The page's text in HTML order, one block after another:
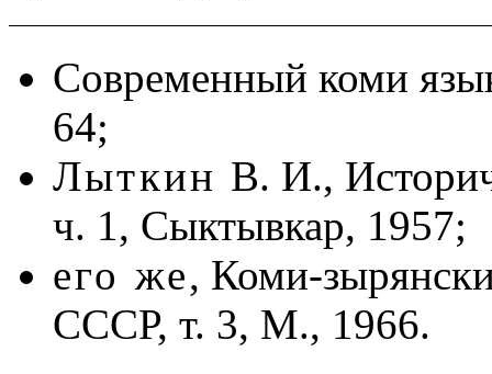
Современный коми
64;
Лыткин В. И.,
ч. 1, Сыктывкар, 1957;
его же, Коми-
СССР, т. 3, М., 1966.